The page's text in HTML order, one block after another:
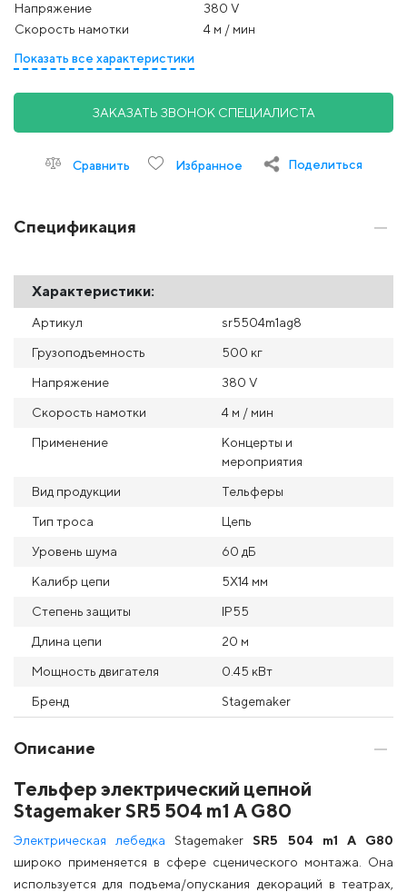
Напряжение
380 V
Скорость намотки
4 м / мин
Показать все характеристики
ЗАКАЗАТЬ ЗВОНОК СПЕЦИАЛИСТА
Сравнить Избранное Поделиться
Спецификация
Характеристики:
Артикул sr5504m1ag8
Грузоподъемность 500 кг
Напряжение 380 V
Скорость намотки 4 м / мин
Применение
Концерты и
мероприятия
Вид продукции Тельферы
Тип троса Цепь
Уровень шума 60 дБ
Калибр цепи 5X14 мм
Степень защиты IP55
Длина цепи 20 м
Мощность двигателя 0.45 кВт
Бренд Stagemaker
Описание
Тельфер электрический цепной
Stagemaker SR5 504 m1 A G80
Электрическая лебедка StagemakerSR5 504 m1 A G80
широко применяется в сфере сценического монтажа. Она
используется для подъема/опускания декораций в театрах,